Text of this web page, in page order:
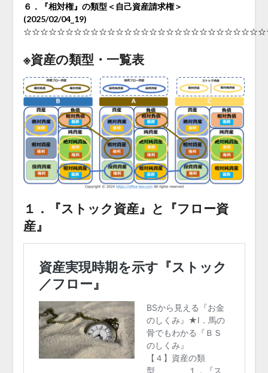
６．『相対権』の類型＜自己資産請求権＞
(2025/02/04_19)
※資産の類型・一覧表
１．『ストック資産』と『フロー資
産』